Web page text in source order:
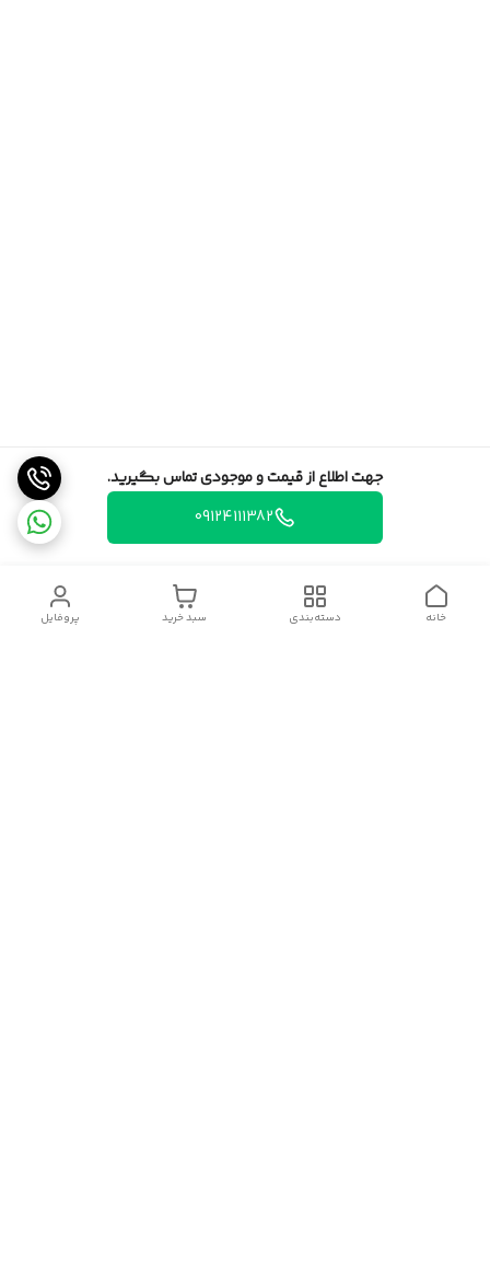
جهت اطلاع از قیمت و موجودی تماس بگیرید.
09124111382
پروفایل سبد خرید دسته‌بندی خانه